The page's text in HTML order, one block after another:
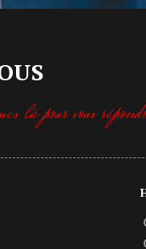
là pour vous